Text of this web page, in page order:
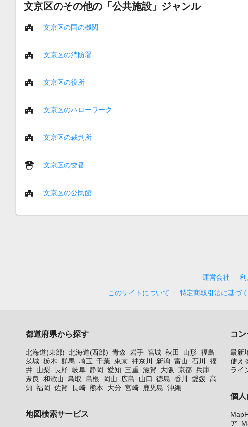
文京区のその他の「公共施設」ジャンル
文京区の国の機関
文京区の消防署
文京区の役所
文京区のハローワーク
文京区の裁判所
文京区の交番
文京区の公民館
運営会社 利
このサイトについて
特定商取引法に基づ
都道府県から探す
北海道(東部) 北海道(西部) 青森 岩手 宮城 秋田 山形 福島
茨城 栃木 群馬 埼玉 千葉 東京 神奈川 新潟 富山 石川
福
井 山梨 長野 岐阜 静岡 愛知 三重 滋賀 大阪 京都 兵庫
奈良
和歌山 鳥取 島根 岡山 広島 山口 徳島 香川 愛媛 高
知 福岡 佐賀 長崎 熊本 大分 宮崎 鹿児島 沖縄
地図検索サービス
コ
最新
使え
ライ
個人
ア